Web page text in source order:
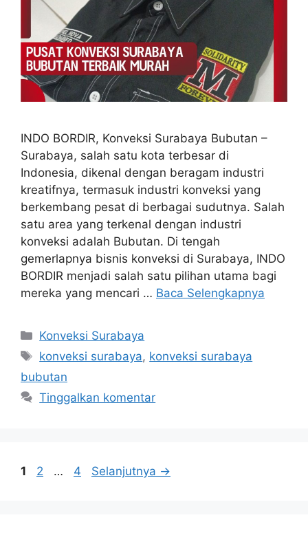
INDO BORDIR, Konveksi Surabaya Bubutan –
Surabaya, salah satu kota terbesar di
Indonesia, dikenal dengan beragam industri
kreatifnya, termasuk industri konveksi yang
berkembang pesat di berbagai sudutnya. Salah
satu area yang terkenal dengan industri
konveksi adalah Bubutan. Di tengah
gemerlapnya bisnis konveksi di Surabaya, INDO
BORDIR menjadi salah satu pilihan utama bagi
mereka yang mencari … Baca Selengkapnya
Kategori
Konveksi Surabaya
Tag
konveksi surabaya, konveksi surabaya
bubutan
Tinggalkan komentar
Halaman
1 Halaman
2 … Halaman
4 Selanjutnya →